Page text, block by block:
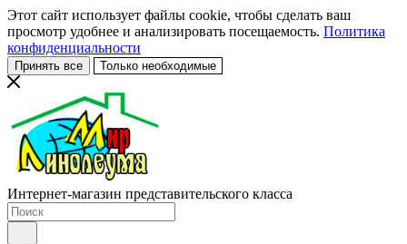
Этот сайт использует файлы cookie, чтобы сделать ваш
просмотр удобнее и анализировать посещаемость. Политика
конфиденциальности
Принять все Только необходимые
Интернет-магазин представительского класса